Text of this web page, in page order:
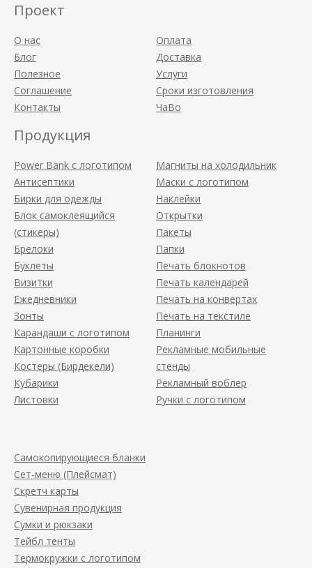
скотч; стикер
Проект
О нас
Блог
Полезное
Соглашение
Контакты
Оплата
Доставка
Услуги
Сроки изготовления
ЧаВо
Продукция
Power Bank с логотипом
Антисептики
Бирки для одежды
Блок самоклеящийся
(стикеры)
Брелоки
Буклеты
Визитки
Ежедневники
Зонты
Карандаши с логотипом
Картонные коробки
Костеры (Бирдекели)
Кубарики
Листовки
Магниты на холодильник
Маски с логотипом
Наклейки
Открытки
Пакеты
Папки
Печать блокнотов
Печать календарей
Печать на конвертах
Печать на текстиле
Планинги
Рекламные мобильные
стенды
Рекламный воблер
Ручки с логотипом
Самокопирующиеся бланки
Сет-меню (Плейсмат)
Скретч карты
Сувенирная продукция
Сумки и рюкзаки
Тейбл тенты
Термокружки с логотипом